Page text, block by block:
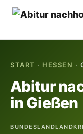
START · HESSEN ·
Abitur
in Gießen
BUNDESLAND